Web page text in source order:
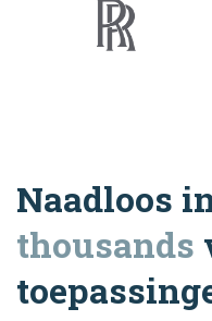
Naadloos
thousands